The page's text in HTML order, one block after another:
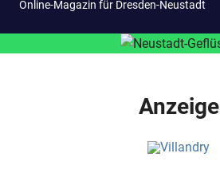
Online-Magazin für Dresden-Neustadt
Anzeige